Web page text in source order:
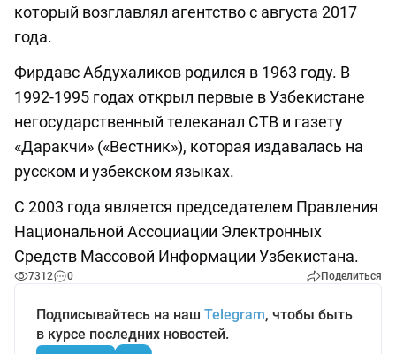
который возглавлял агентство с августа 2017
года.
Фирдавс Абдухаликов родился в 1963 году. В
1992-1995 годах открыл первые в Узбекистане
негосударственный телеканал СТВ и газету
«Даракчи» («Вестник»), которая издавалась на
русском и узбекском языках.
С 2003 года является председателем Правления
Национальной Ассоциации Электронных
Средств Массовой Информации Узбекистана.
7312 0 Поделиться
Подписывайтесь на наш Telegram, чтобы быть
в курсе последних новостей.